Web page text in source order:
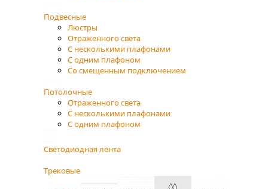
Подвесные
Люстры
Отраженного света
С несколькими плафонами
С одним плафоном
Со смещенным подключением
Потолочные
Отраженного света
С несколькими плафонами
С одним плафоном
Светодиодная лента
Трековые